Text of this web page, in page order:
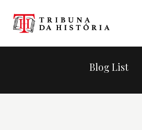
Blog List